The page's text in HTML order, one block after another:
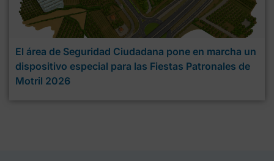
El área de Seguridad Ciudadana pone en marcha un
dispositivo especial para las Fiestas Patronales de
Motril 2026